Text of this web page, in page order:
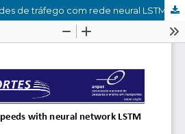
Previsão de velocidades de tráfego com rede neural LSTM encoder-decoder